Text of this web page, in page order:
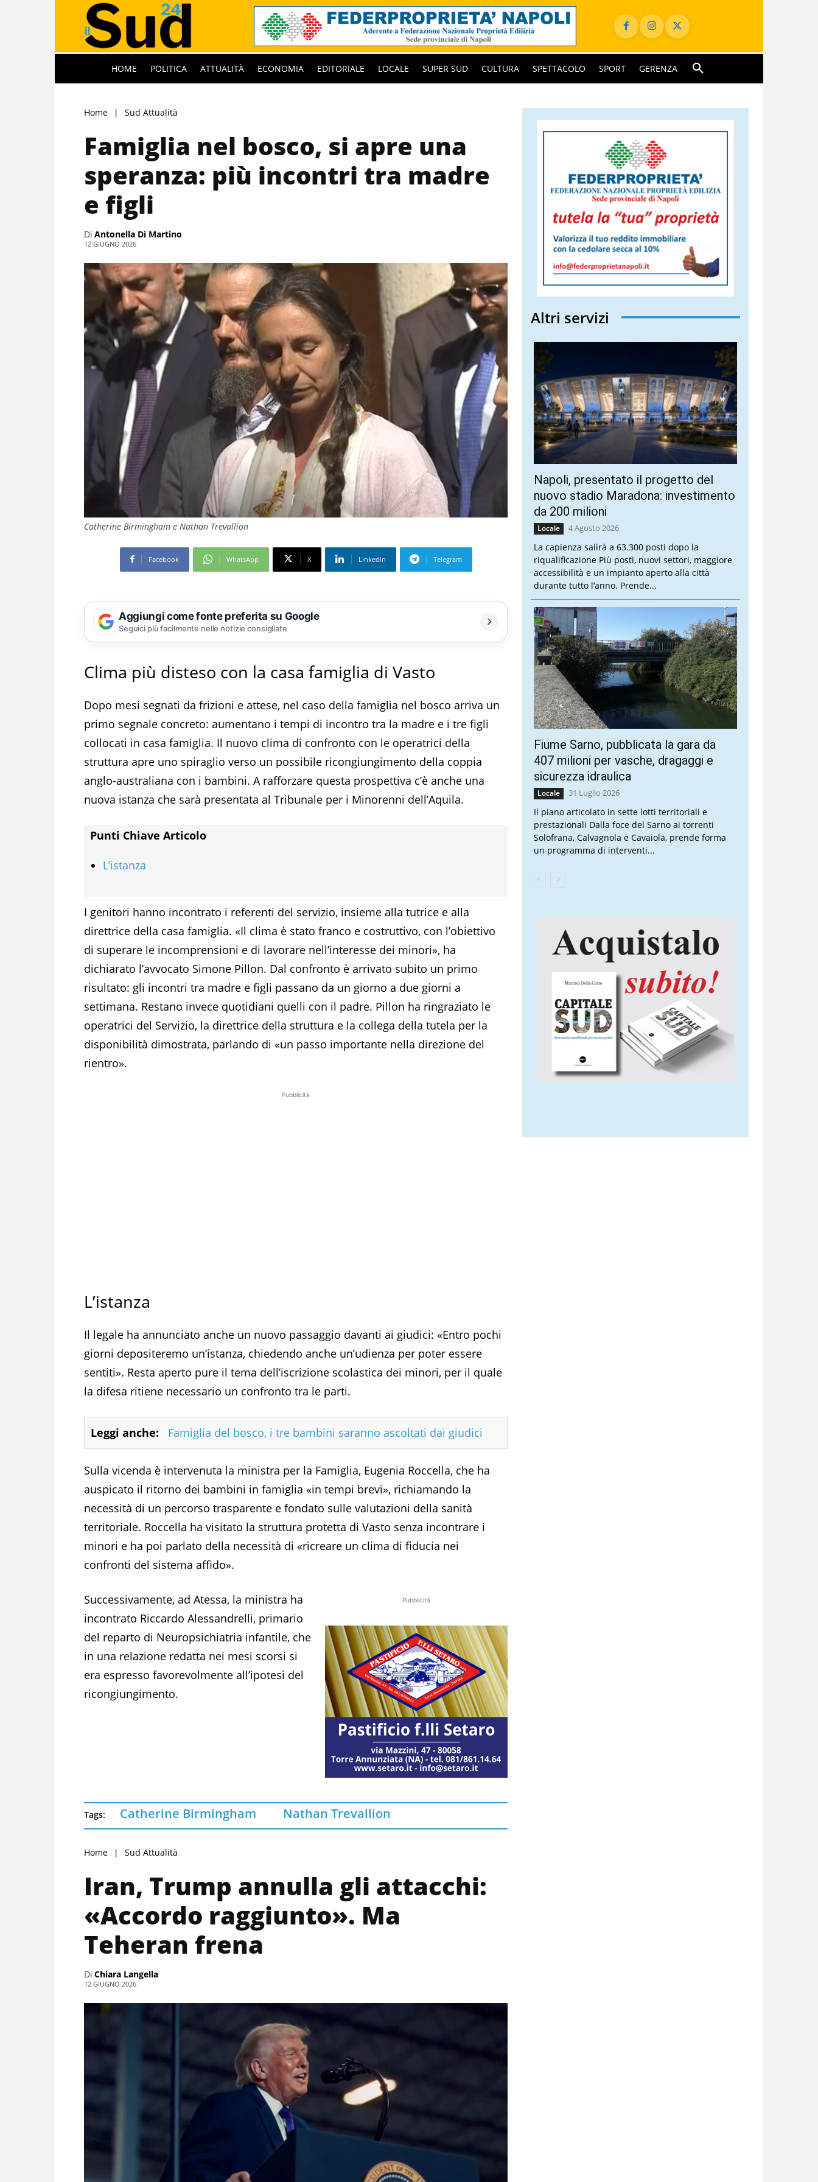
HOME POLITICA ATTUALITÀ ECONOMIA EDITORIALE LOCALE SUPER SUD CULTURA SPETTACOLO SPORT GERENZA
Home Sud Attualità
Famiglia nel bosco, si apre una
speranza: più incontri tra madre
e figli
Di Antonella Di Martino
12 GIUGNO 2026
Catherine Birmingham e Nathan Trevallion
Facebook WhatsApp X Linkedin Telegram
Aggiungi come fonte preferita su Google
Seguici più facilmente nelle notizie consigliate
Clima più disteso con la casa famiglia di Vasto
Dopo mesi segnati da frizioni e attese, nel caso della famiglia nel bosco arriva un
primo segnale concreto: aumentano i tempi di incontro tra la madre e i tre figli
collocati in casa famiglia. Il nuovo clima di confronto con le operatrici della
struttura apre uno spiraglio verso un possibile ricongiungimento della coppia
anglo-australiana con i bambini. A rafforzare questa prospettiva c’è anche una
nuova istanza che sarà presentata al Tribunale per i Minorenni dell’Aquila.
Punti Chiave Articolo
L’istanza
I genitori hanno incontrato i referenti del servizio, insieme alla tutrice e alla
direttrice della casa famiglia. «Il clima è stato franco e costruttivo, con l’obiettivo
di superare le incomprensioni e di lavorare nell’interesse dei minori», ha
dichiarato l’avvocato Simone Pillon. Dal confronto è arrivato subito un primo
risultato: gli incontri tra madre e figli passano da un giorno a due giorni a
settimana. Restano invece quotidiani quelli con il padre. Pillon ha ringraziato le
operatrici del Servizio, la direttrice della struttura e la collega della tutela per la
disponibilità dimostrata, parlando di «un passo importante nella direzione del
rientro».
Pubblicità
L’istanza
Il legale ha annunciato anche un nuovo passaggio davanti ai giudici: «Entro pochi
giorni depositeremo un’istanza, chiedendo anche un’udienza per poter essere
sentiti». Resta aperto pure il tema dell’iscrizione scolastica dei minori, per il quale
la difesa ritiene necessario un confronto tra le parti.
Leggi anche: Famiglia del bosco, i tre bambini saranno ascoltati dai giudici
Sulla vicenda è intervenuta la ministra per la Famiglia, Eugenia Roccella, che ha
auspicato il ritorno dei bambini in famiglia «in tempi brevi», richiamando la
necessità di un percorso trasparente e fondato sulle valutazioni della sanità
territoriale. Roccella ha visitato la struttura protetta di Vasto senza incontrare i
minori e ha poi parlato della necessità di «ricreare un clima di fiducia nei
confronti del sistema affido».
Pubblicità
Successivamente, ad Atessa, la ministra ha
incontrato Riccardo Alessandrelli, primario
del reparto di Neuropsichiatria infantile, che
in una relazione redatta nei mesi scorsi si
era espresso favorevolmente all’ipotesi del
ricongiungimento.
Tags: Catherine Birmingham Nathan Trevallion
Home Sud Attualità
Iran, Trump annulla gli attacchi:
«Accordo raggiunto». Ma
Teheran frena
Di Chiara Langella
12 GIUGNO 2026
Altri servizi
Napoli, presentato il progetto del
nuovo stadio Maradona: investimento
da 200 milioni
Locale 4 Agosto 2026
La capienza salirà a 63.300 posti dopo la
riqualificazione Più posti, nuovi settori, maggiore
accessibilità e un impianto aperto alla città
durante tutto l’anno. Prende...
Fiume Sarno, pubblicata la gara da
407 milioni per vasche, dragaggi e
sicurezza idraulica
Locale 31 Luglio 2026
Il piano articolato in sette lotti territoriali e
prestazionali Dalla foce del Sarno ai torrenti
Solofrana, Calvagnola e Cavaiola, prende forma
un programma di interventi...